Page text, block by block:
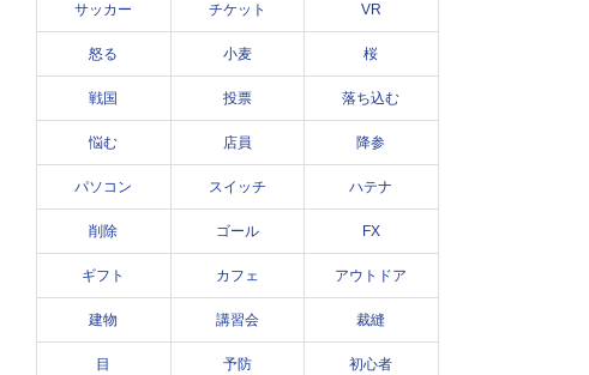
サッカー チケット VR
怒る 小麦 桜
戦国 投票 落ち込む
悩む 店員 降参
パソコン スイッチ ハテナ
削除 ゴール FX
ギフト カフェ アウトドア
建物 講習会 裁縫
目 予防 初心者